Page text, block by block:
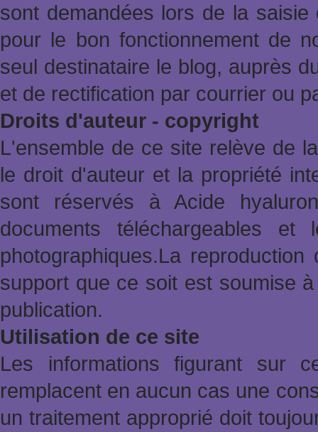
sont demandées lors de la
pour le bon fonctionnement de
seul destinataire le blog, auprès
et de rectification par courrier ou
Droits d'auteur - copyright
L'ensemble de ce site relève de
le droit d'auteur et la propriété
sont réservés à Acide
documents téléchargeables et
photographiques.La
support que ce soit est soumise
publication.
Utilisation de ce site
Les informations figurant sur
remplacent en aucun cas une
un traitement approprié doit